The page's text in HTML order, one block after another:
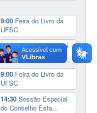
9:00 Feira do Livro da
UFSC
17:003º Prêmio Zahidé
Muzart
9:00 Feira do Livro da
UFSC
14:30Sessão Especial
do Conselho Esta...